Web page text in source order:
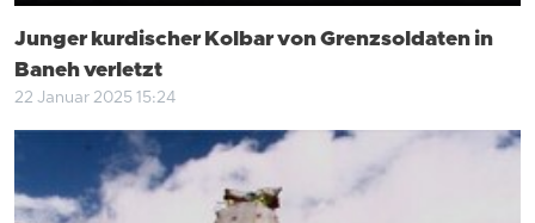
Junger kurdischer Kolbar von Grenzsoldaten in
Baneh verletzt
22 Januar 2025 15:24